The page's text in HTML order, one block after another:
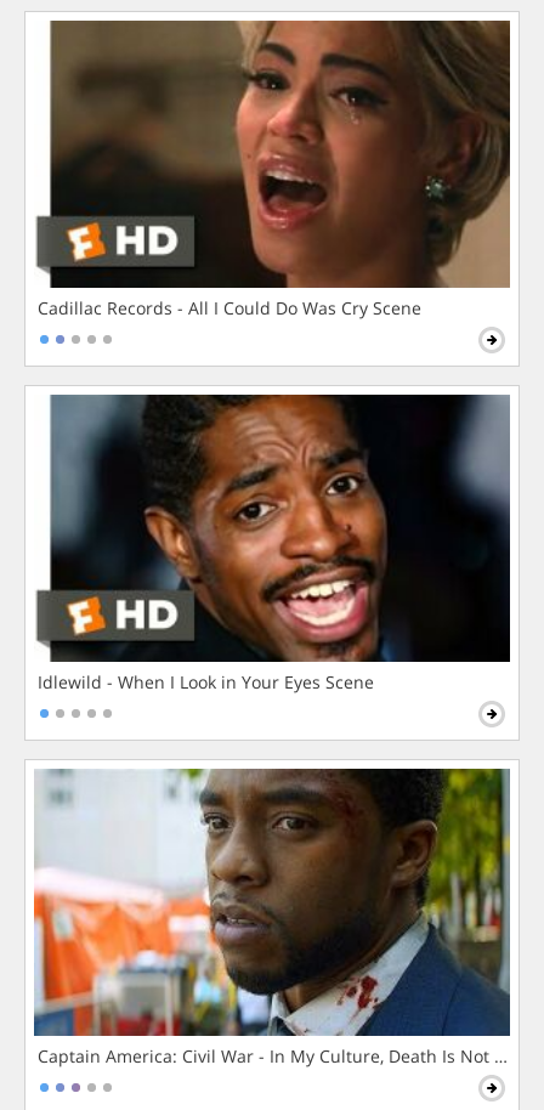
Cadillac Records - All I Could Do Was Cry Scene
Idlewild - When I Look in Your Eyes Scene
Captain America: Civil War - In My Culture, Death Is Not The